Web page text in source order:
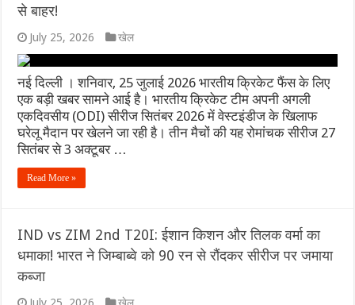
से बाहर!
July 25, 2026 खेल
नई दिल्ली । शनिवार, 25 जुलाई 2026 भारतीय क्रिकेट फैंस के लिए
एक बड़ी खबर सामने आई है। भारतीय क्रिकेट टीम अपनी अगली
एकदिवसीय (ODI) सीरीज सितंबर 2026 में वेस्टइंडीज के खिलाफ
घरेलू मैदान पर खेलने जा रही है। तीन मैचों की यह रोमांचक सीरीज 27
सितंबर से 3 अक्टूबर …
Read More »
IND vs ZIM 2nd T20I: ईशान किशन और तिलक वर्मा का
धमाका! भारत ने जिम्बाब्वे को 90 रन से रौंदकर सीरीज पर जमाया
कब्जा